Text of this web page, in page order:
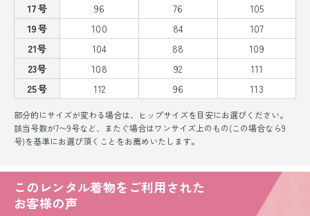
17号
96 76
105
19号
100 84
107
21号
104 88
109
23号
108 92
111
25号
112 96 113
部分的にサイズが変わる場合は、ヒップサイズを目安にお選びください。
該当号数が7〜9号など、またぐ場合はワンサイズ上のもの(この場合なら9
号)を基準にお選び頂くことをお薦めいたします。
このレンタル着物をご利用された
お客様の声